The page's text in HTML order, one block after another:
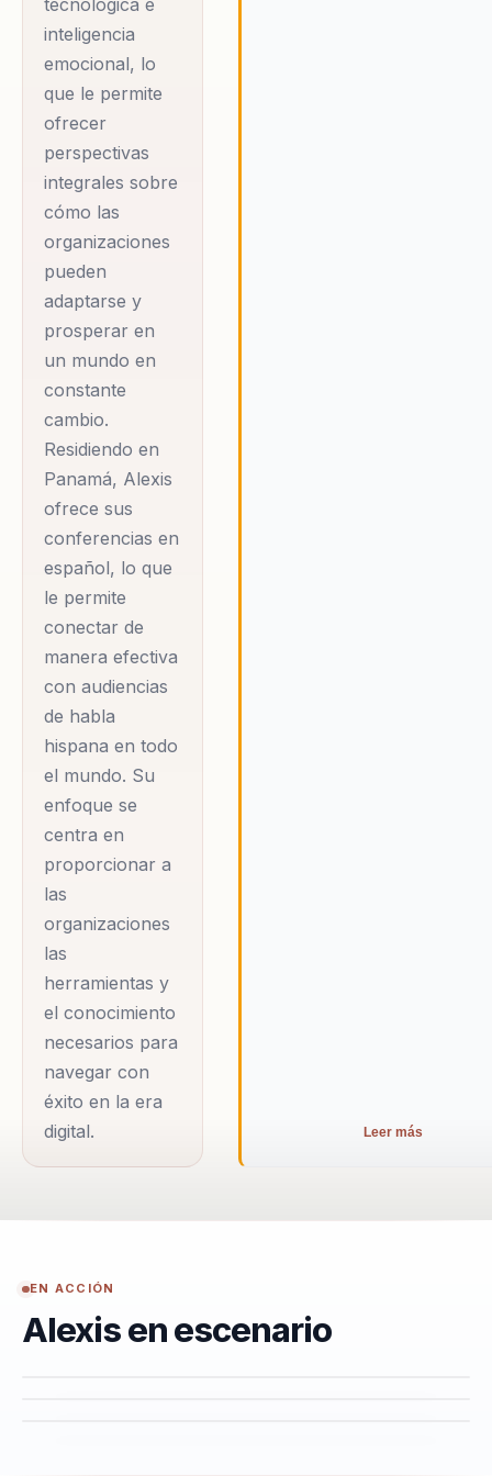
inteligencia
emocional, lo
que le permite
ofrecer
perspectivas
integrales sobre
cómo las
organizaciones
pueden
adaptarse y
prosperar en
un mundo en
constante
cambio.
Residiendo en
Panamá, Alexis
ofrece sus
conferencias en
español, lo que
le permite
conectar de
manera efectiva
con audiencias
de habla
hispana en todo
el mundo. Su
enfoque se
centra en
proporcionar a
las
organizaciones
las
herramientas y
el conocimiento
necesarios para
navegar con
éxito en la era
digital.
Leer más
EN ACCIÓN
Alexis en escenario